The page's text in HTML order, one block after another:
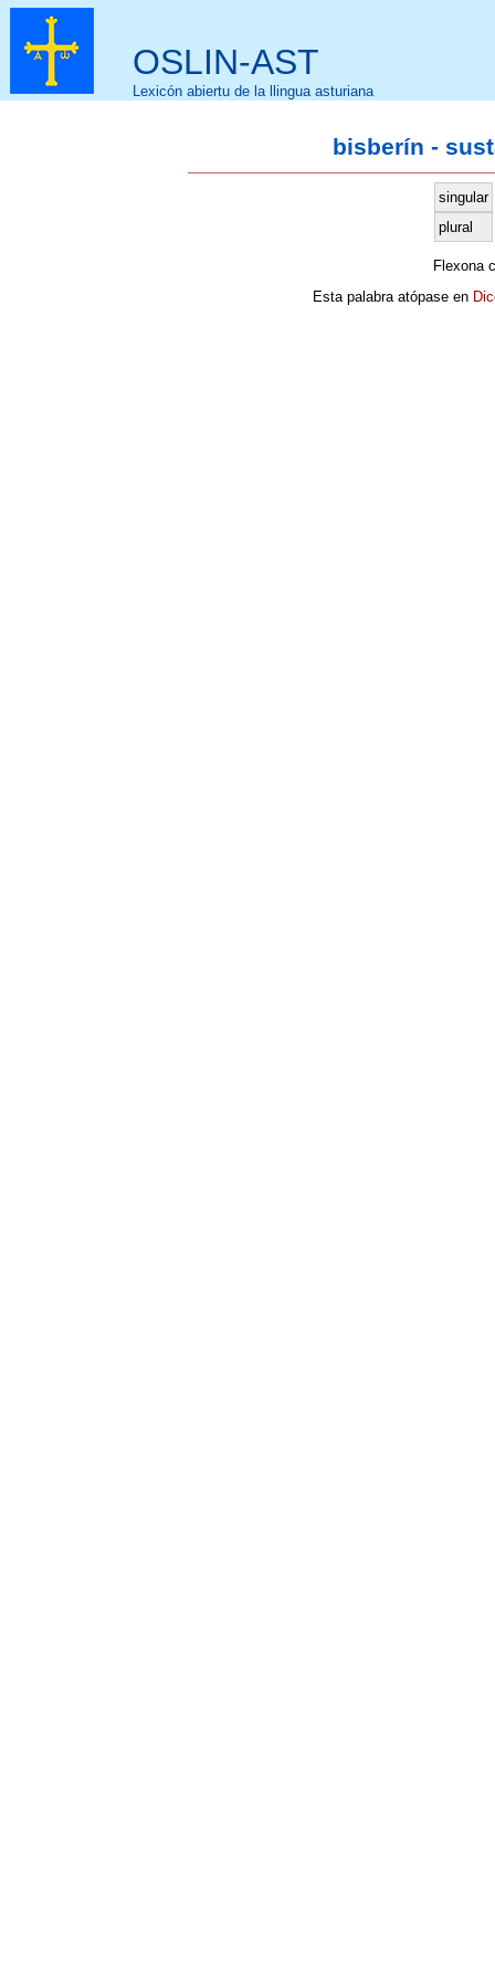
OSLIN-AST
Lexicón abiertu de la llingua asturiana
bisberín -
singular
plural
Flexona
Esta palabra atópase en